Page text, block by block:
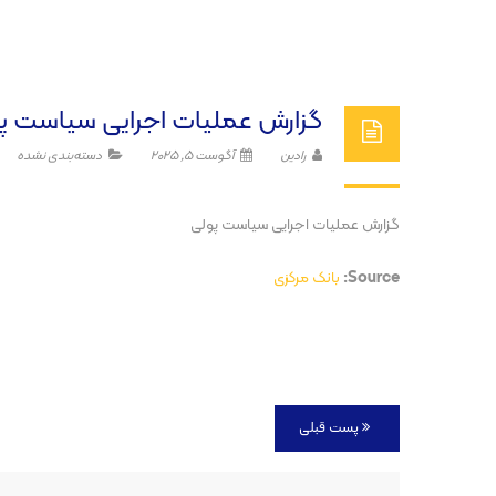
گزارش عملیات اجرایی سیاست
رادین آگوست 5, 2025 دسته‌بندی نشده
گزارش عملیات اجرایی سیاست پولی
Source: بانک مرکزی
پست قبلی